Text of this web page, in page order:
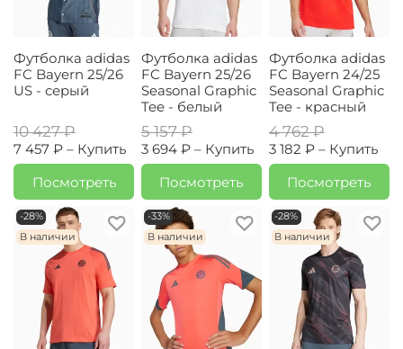
Футболка adidas
FC Bayern 25/26
US - серый
10 427 ₽
7 457 ₽ – Купить
Посмотреть
Футболка adidas
FC Bayern 25/26
Seasonal Graphic
Tee - белый
5 157 ₽
3 694 ₽ – Купить
Посмотреть
Футболка adidas
FC Bayern 24/25
Seasonal Graphic
Tee - красный
4 762 ₽
3 182 ₽ – Купить
Посмотреть
-28%
В наличии
-33%
В наличии
-28%
В наличии